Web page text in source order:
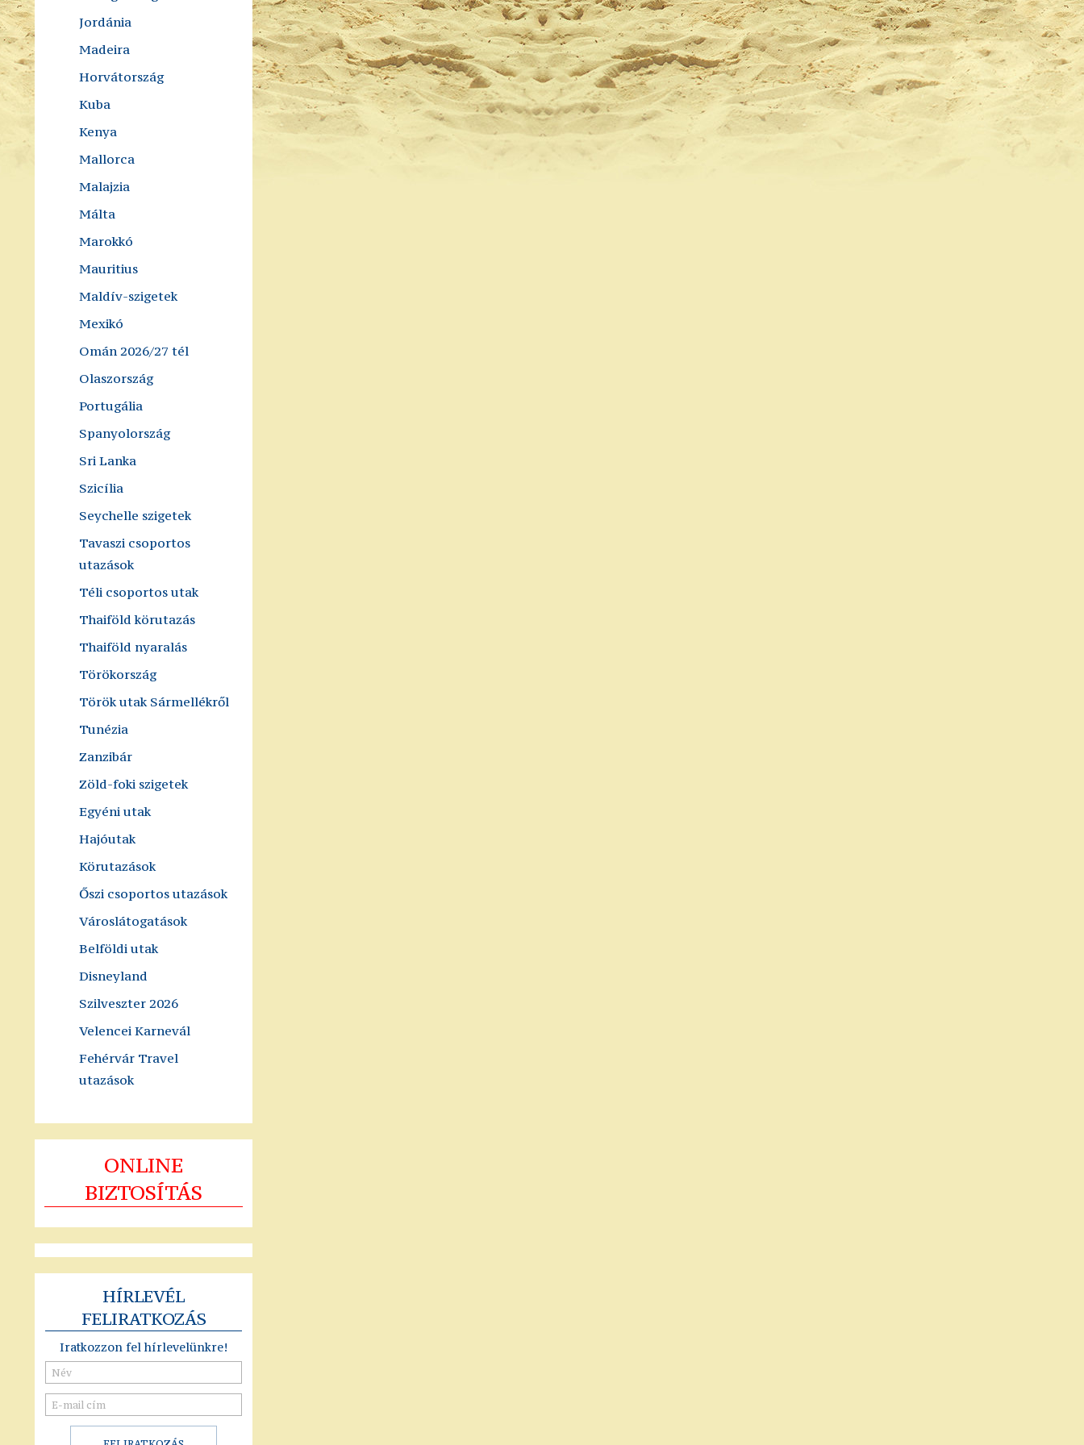
Jordánia
Madeira
Horvátország
Kuba
Kenya
Mallorca
Malajzia
Málta
Marokkó
Mauritius
Maldív-szigetek
Mexikó
Omán 2026/27 tél
Olaszország
Portugália
Spanyolország
Sri Lanka
Szicília
Seychelle szigetek
Tavaszi csoportos
utazások
Téli csoportos utak
Thaiföld körutazás
Thaiföld nyaralás
Törökország
Török utak Sármellékről
Tunézia
Zanzibár
Zöld-foki szigetek
Egyéni utak
Hajóutak
Körutazások
Őszi csoportos utazások
Városlátogatások
Belföldi utak
Disneyland
Szilveszter 2026
Velencei Karnevál
Fehérvár Travel
utazások
ONLINE
BIZTOSÍTÁS
HÍRLEVÉL
FELIRATKOZÁS
Iratkozzon fel hírlevelünkre!